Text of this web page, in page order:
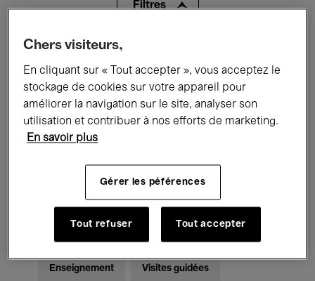
Filtres
Tous les événements
Expositions Films Performances
Rencontres & Débats Jazz
Musique électronique
Enseignement Visites guidées
Chers visiteurs,
En cliquant sur « Tout accepter », vous acceptez le
stockage de cookies sur votre appareil pour
améliorer la navigation sur le site, analyser son
utilisation et contribuer à nos efforts de marketing.
En savoir plus
Gérer les péférences
Tout refuser Tout accepter